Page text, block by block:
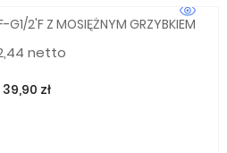
2'F Z MOSIĘŻNYM GRZYBKIEM
netto
39,90 zł